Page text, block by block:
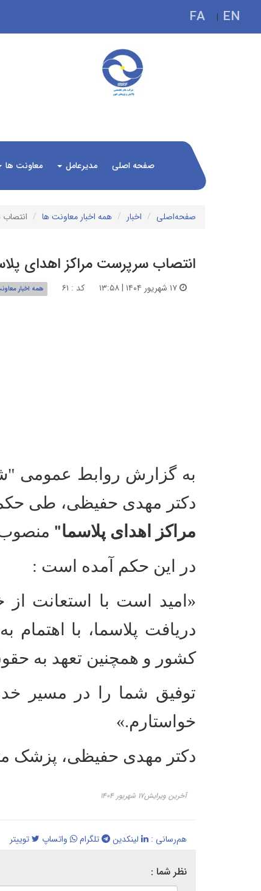
EN
|
FA
صفحه اصلی مدیرعامل معاونت ها
صفحه‌اصلی اخبار همه اخبار معاونت ها
انتصاب سرپرست مراکز اهدای
کد : ۶۱ همه اخبار
دکتر مهدی حفیظی، طی
مراکز اهدای پلاسما" منصوب
در این حکم آمده است :
«امید است با استعانت از
دریافت پلاسما، با
کشور و همچنین تعهد به
توفیق شما را در مسیر
خواستارم.»
دکتر مهدی حفیظی، پزشک
آخرین ویرایش۱۷ شهریور ۱۴۰۴
هم‌رسانی : لینکدین تلگرام واتساپ توییتر
نظر شما :